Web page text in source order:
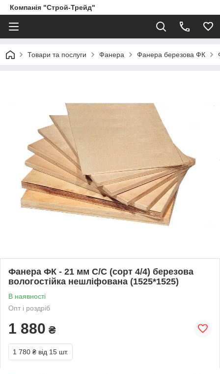
Компанія "Строй-Трейд"
Товари та послуги Фанера Фанера березова ФК
Фанера ФК - 21 мм С/С (сорт 4/4) березова
вологостійка нешліфована (1525*1525)
В наявності
Опт і роздріб
1 880 ₴
1 780 ₴ від 15 шт.